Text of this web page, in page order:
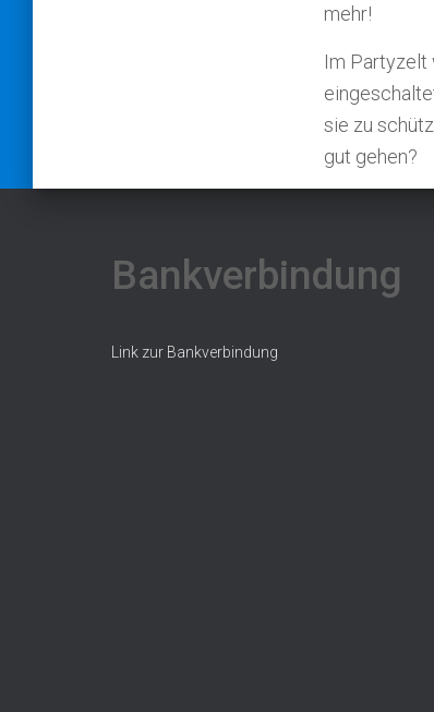
mehr!
Im Partyzelt
sie zu
gut gehen?
Bankverbindung
Link zur Bankverbindung